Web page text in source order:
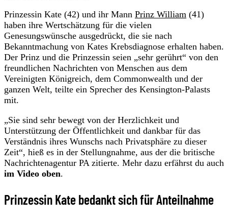
Prinzessin Kate (42) und ihr Mann Prinz William (41)
haben ihre Wertschätzung für die vielen
Genesungswünsche ausgedrückt, die sie nach
Bekanntmachung von Kates Krebsdiagnose erhalten haben.
Der Prinz und die Prinzessin seien „sehr gerührt“ von den
freundlichen Nachrichten von Menschen aus dem
Vereinigten Königreich, dem Commonwealth und der
ganzen Welt, teilte ein Sprecher des Kensington-Palasts
mit.
„Sie sind sehr bewegt von der Herzlichkeit und
Unterstützung der Öffentlichkeit und dankbar für das
Verständnis ihres Wunschs nach Privatsphäre zu dieser
Zeit“, hieß es in der Stellungnahme, aus der die britische
Nachrichtenagentur PA zitierte. Mehr dazu erfährst du auch
im Video oben.
Prinzessin Kate bedankt sich für Anteilnahme